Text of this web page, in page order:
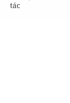
tác